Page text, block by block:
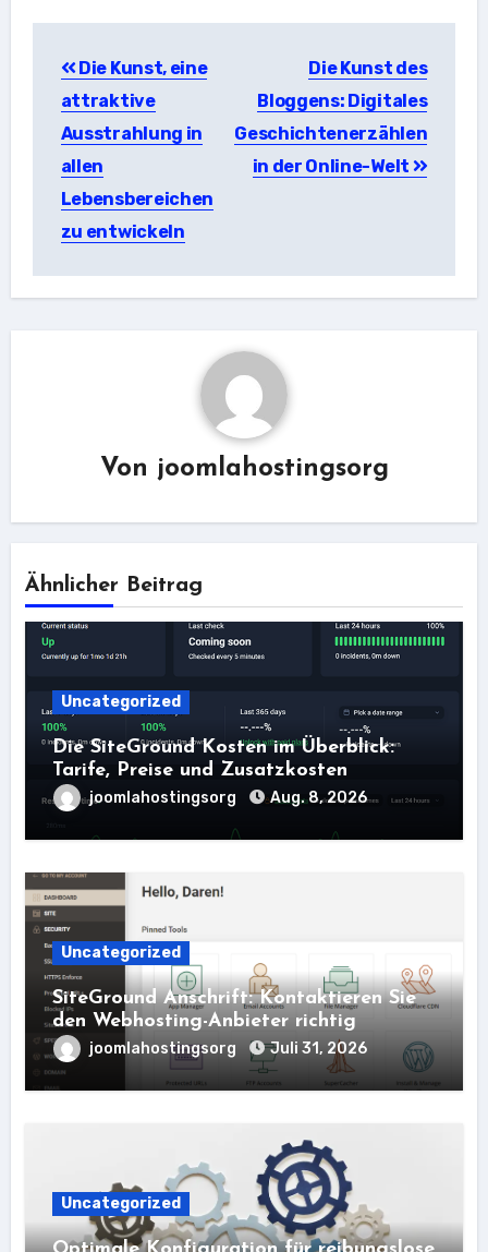
Die Kunst, eine
attraktive
Ausstrahlung in
allen
Lebensbereichen
zu entwickeln
Die Kunst des
Bloggens: Digitales
Geschichtenerzählen
in der Online-Welt
Von joomlahostingsorg
Ähnlicher Beitrag
Uncategorized
Die SiteGround Kosten im Überblick:
Tarife, Preise und Zusatzkosten
joomlahostingsorg Aug. 8, 2026
Uncategorized
SiteGround Anschrift: Kontaktieren Sie
den Webhosting-Anbieter richtig
joomlahostingsorg Juli 31, 2026
Uncategorized